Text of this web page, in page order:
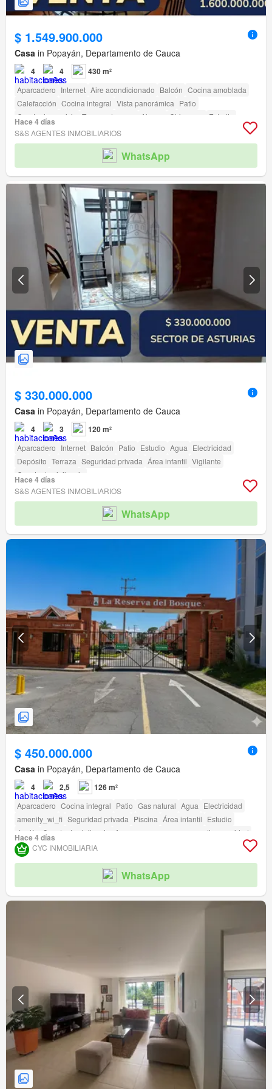
$ 1.549.900.000
Casa in Popayán, Departamento de Cauca
4 4 430 m²
Aparcadero Internet Aire acondicionado Balcón Cocina amoblada
Calefacción Cocina integral Vista panorámica Patio
Cuarto de servicio
Tanque de agua Alarma Chimenea
Estudio
Agua Electricidad Depósito Terraza
Seguridad privada Gimnasio Piscina Área infantil Estudio Jardín
Caseta de vigilancia
Acceso para personas con discapacidad
Hace 4 días
S&S AGENTES INMOBILIARIOS
WhatsApp
$ 330.000.000
Casa in Popayán, Departamento de Cauca
4 3 120 m²
Aparcadero Internet Balcón Patio Estudio Agua Electricidad
Depósito Terraza Seguridad privada Área infantil Vigilante
Caseta de vigilancia
Hace 4 días
S&S AGENTES INMOBILIARIOS
WhatsApp
$ 450.000.000
Casa in Popayán, Departamento de Cauca
4 2,5 126 m²
Aparcadero Cocina integral Patio Gas natural Agua Electricidad
amenity_wi_fi Seguridad privada Piscina Área infantil Estudio
Jardín
Caseta de vigilancia Acceso para personas con discapacidad
Hace 4 días
CYC INMOBILIARIA
WhatsApp